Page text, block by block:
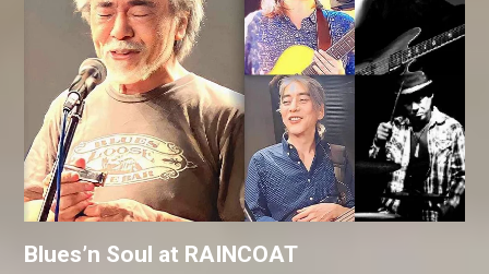
Blues’n Soul at RAINCOAT